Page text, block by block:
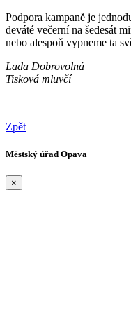
Podpora kampaně je
deváté večerní na šedesát
nebo alespoň vypneme ta
Lada Dobrovolná
Tisková mluvčí
Zpět
Městský úřad Opava
×